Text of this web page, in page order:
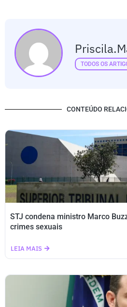
TODOS OS
CONTEÚDO
STJ condena ministro Marco
crimes sexuais
LEIA MAIS